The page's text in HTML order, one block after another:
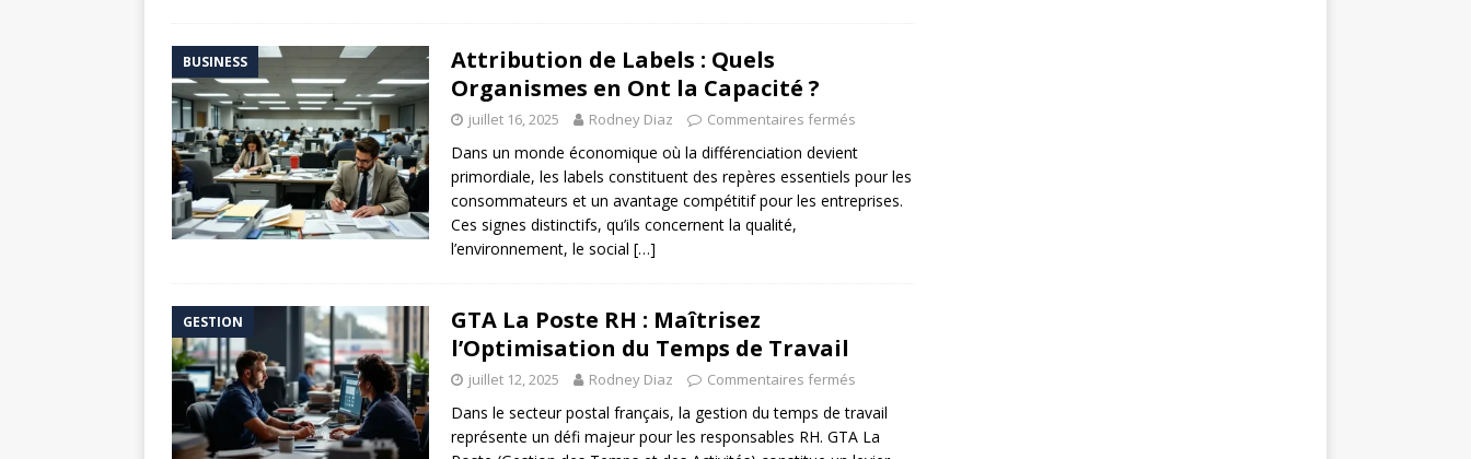
BUSINESS
Attribution de Labels : Quels
Organismes en Ont la Capacité ?
juillet 16, 2025 Rodney Diaz Commentaires fermés
Dans un monde économique où la différenciation devient
primordiale, les labels constituent des repères essentiels pour les
consommateurs et un avantage compétitif pour les entreprises.
Ces signes distinctifs, qu’ils concernent la qualité,
l’environnement, le social […]
GESTION
GTA La Poste RH : Maîtrisez
l’Optimisation du Temps de Travail
juillet 12, 2025 Rodney Diaz Commentaires fermés
Dans le secteur postal français, la gestion du temps de travail
représente un défi majeur pour les responsables RH. GTA La